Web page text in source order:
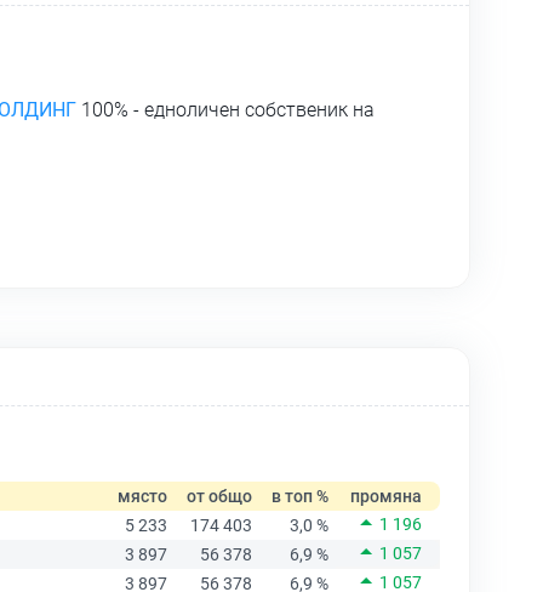
100% - едноличен собственик на
място от общо в топ %
промяна
5 233
174 403 3,0 %
1 196
3 897
56 378 6,9 %
1 057
3 897
56 378 6,9 %
1 057